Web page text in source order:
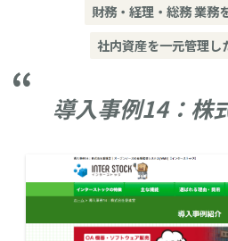
財務・経理・総務 業務
社内資産を一元管理し
導入事例14：株